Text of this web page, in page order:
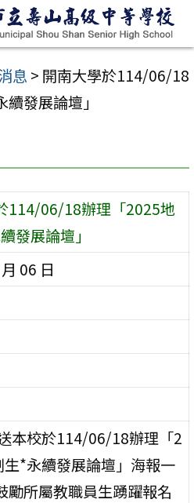
息 > 開南大學於114/06/18
發展論壇」
114/06/18辦理「2025地
發展論壇」
06 日
本校於114/06/18辦理「2
*永續發展論壇」海報一
勵所屬教職員生踴躍報名